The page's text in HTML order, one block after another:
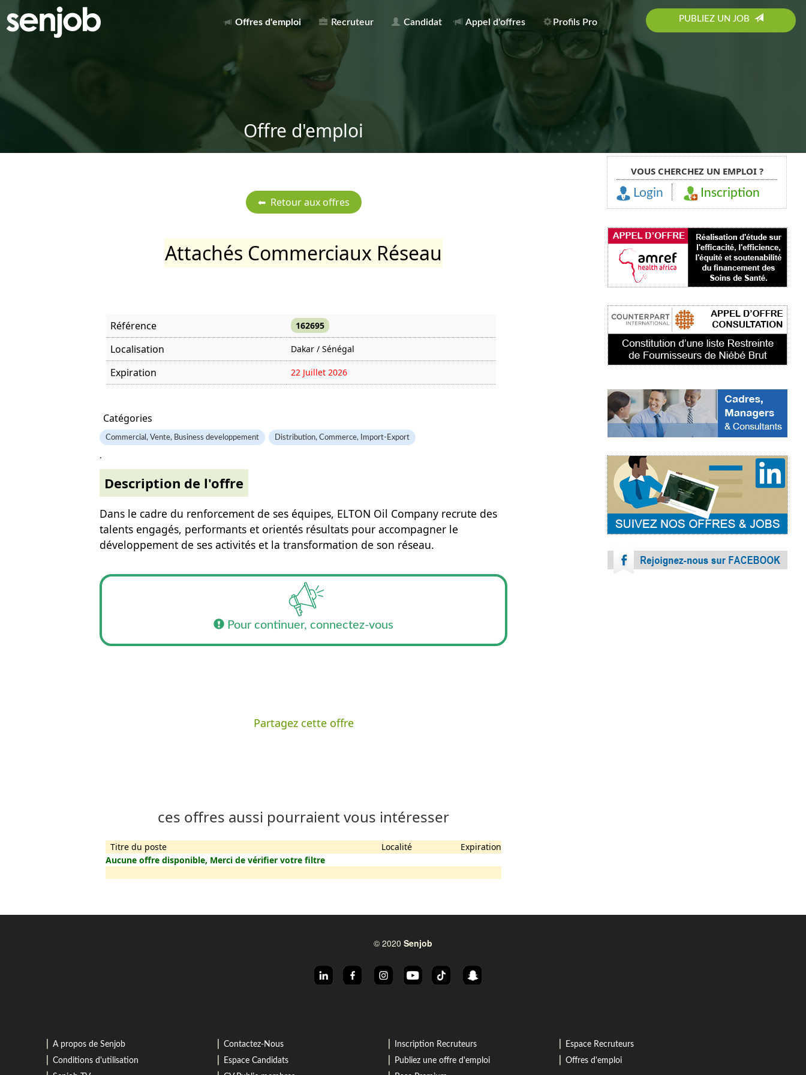
Offres d'emploi Recruteur Candidat Appel d'offres Profils Pro PUBLIEZ UN JOB
Offre d'emploi
Attachés Commerciaux Réseau
Référence 162695
Localisation Dakar / Sénégal
Expiration 22 Juillet 2026
Catégories
Commercial, Vente, Business developpement Distribution, Commerce, Import-Export
.
Description de l'offre
Dans le cadre du renforcement de ses équipes, ELTON Oil Company recrute des
talents engagés, performants et orientés résultats pour accompagner le
développement de ses activités et la transformation de son réseau.
Pour continuer, connectez-vous
Partagez cette offre
ces offres aussi pourraient vous intéresser
Titre du poste Localité
Expiration
Aucune offre disponible, Merci de vérifier votre filtre
VOUS CHERCHEZ UN EMPLOI ?
Login Inscription
© 2020 Senjob
A propos de Senjob Contactez-Nous Inscription Recruteurs Espace Recruteurs
Conditions d'utilisation Espace Candidats Publiez une offre d'emploi Offres d'emploi